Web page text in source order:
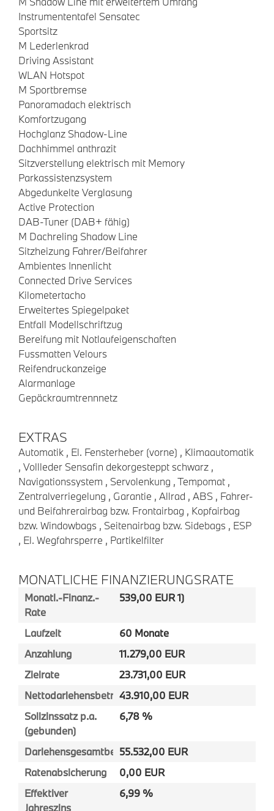
Instrumententafel Sensatec
Sportsitz
M Lederlenkrad
Driving Assistant
WLAN Hotspot
M Sportbremse
Panoramadach elektrisch
Komfortzugang
Hochglanz Shadow-Line
Dachhimmel anthrazit
Sitzverstellung elektrisch mit Memory
Parkassistenzsystem
Abgedunkelte Verglasung
Active Protection
DAB-Tuner (DAB+ fähig)
M Dachreling Shadow Line
Sitzheizung Fahrer/Beifahrer
Ambientes Innenlicht
Connected Drive Services
Kilometertacho
Erweitertes Spiegelpaket
Entfall Modellschriftzug
Bereifung mit Notlaufeigenschaften
Fussmatten Velours
Reifendruckanzeige
Alarmanlage
Gepäckraumtrennnetz
EXTRAS
Automatik , El. Fensterheber (vorne) , Klimaautomatik
, Vollleder Sensafin dekorgesteppt schwarz ,
Navigationssystem , Servolenkung , Tempomat ,
Zentralverriegelung , Garantie , Allrad , ABS , Fahrer-
und Beifahrerairbag bzw. Frontairbag , Kopfairbag
bzw. Windowbags , Seitenairbag bzw. Sidebags , ESP
, El. Wegfahrsperre , Partikelfilter
MONATLICHE FINANZIERUNGSRATE
Monatl.-Finanz.-
Rate
539,00 EUR 1)
Laufzeit
60 Monate
Anzahlung
11.279,00 EUR
Zielrate
23.731,00 EUR
Nettodarlehensbetrag43.910,00 EUR
Sollzinssatz p.a.
(gebunden)
6,78 %
Darlehensgesamtbetrag55.532,00 EUR
Ratenabsicherung
0,00 EUR
Effektiver
Jahreszins
6,99 %